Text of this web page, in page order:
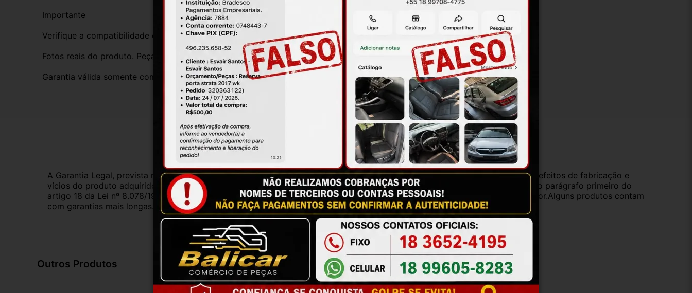
Importante
Verifique a compatibilidade com seu veículo. Tire suas dúvidas no campo de perguntas!
Fotos reais do produto. Peça exatamente igual à das imagens.
Garantia válida somente com instalação por profissional qualificado.
Garantia Certificado de Procedência Troca e Devolução
A Garantia Legal, prevista no Código de Defesa do Consumidor, é de 90 (noventa) dias a partir da data da compra e cobre defeitos de fabricação e
vícios do produto adquirido.Na impossibilidade de reparar o produto, o cliente poderá escolher dentre as opções previstas no parágrafo primeiro do
artigo 18 da Lei nº 8.078/1990, ou, ainda, a utilização do crédito como parte do pagamento de outro produto de valor superior.Alguns produtos contam
com garantias mais longas. Consulte nossos vendedores. A ga...
Ler mais
Outros Produtos